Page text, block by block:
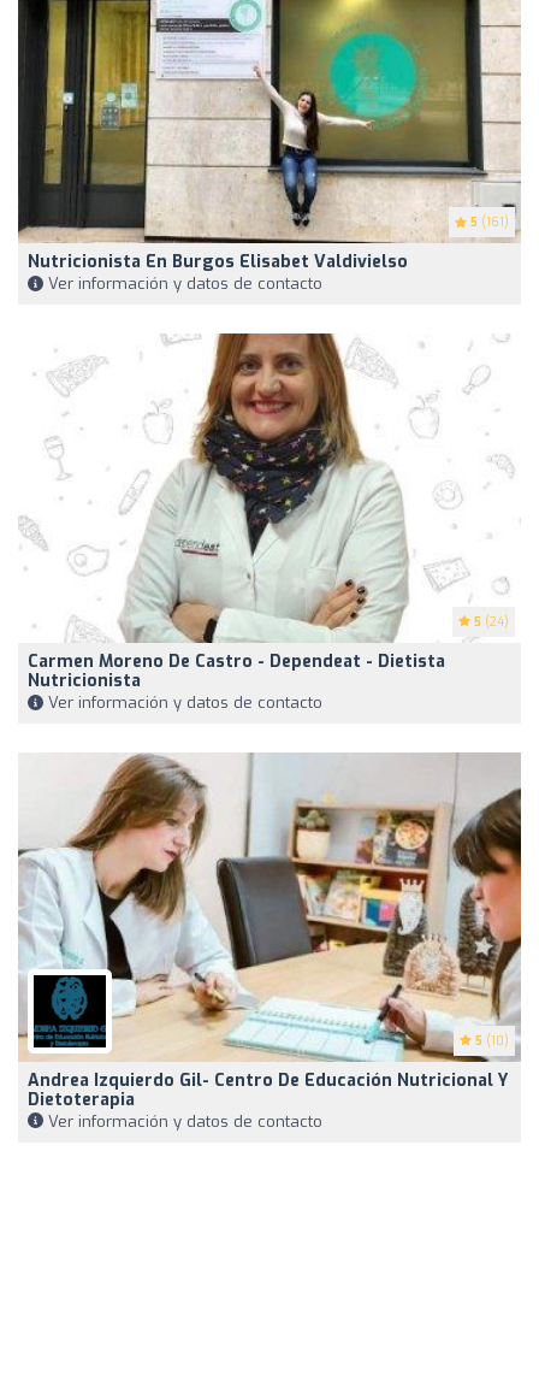
5 (161)
Nutricionista En Burgos Elisabet Valdivielso
Ver información y datos de contacto
5 (24)
Carmen Moreno De Castro - Dependeat - Dietista
Nutricionista
Ver información y datos de contacto
5 (10)
Andrea Izquierdo Gil- Centro De Educación Nutricional Y
Dietoterapia
Ver información y datos de contacto